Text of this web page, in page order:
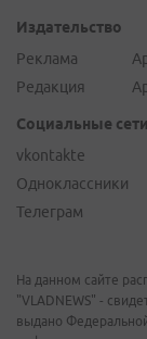
Издательство
Реклама
Редакция
Социальные сети
vkontakte
Одноклассники
Телеграм
На данном сайте
"VLADNEWS" -
выдано